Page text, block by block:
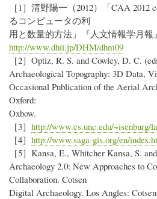
［1］清野陽一（2012）「CAA 2012
るコンピュータの利
用と数量的方法」『人文情報学月報
http://www.dhii.jp/DHM/dhm09
［2］Optiz, R. S. and Cowley, D. C.
Archaeological Topography: 3D Data,
Occasional Publication of the Aerial
Oxford:
Oxbow.
［3］ http://www.cs.unc.edu/~isenburg/
［4］ http://www.saga-gis.org/en/
［5］Kansa, E., Whitcher Kansa, S.
Archaeology 2.0: New Approaches to
Collaboration. Cotsen
Digital Archaeology. Los Angles: